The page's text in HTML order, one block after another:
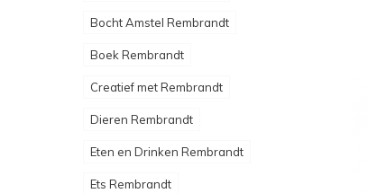
Bocht Amstel Rembrandt
Boek Rembrandt
Creatief met Rembrandt
Dieren Rembrandt
Eten en Drinken Rembrandt
Ets Rembrandt